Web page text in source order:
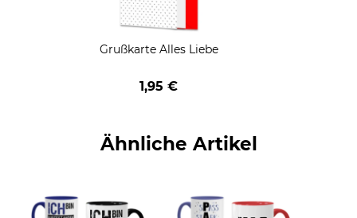
Grußkarte Alles Liebe
1,95 €
Ähnliche Artikel